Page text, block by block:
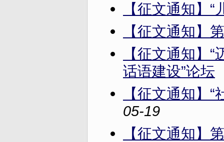
【征文通知】
【征文通知】
【征文通知】
话语建设”论坛
【征文通知】
05-19
【征文通知】